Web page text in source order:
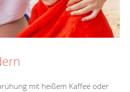
mit heißem Kaffee oder